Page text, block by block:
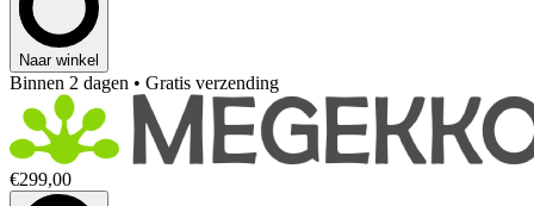
Naar winkel
Binnen 2 dagen • Gratis verzending
€299,00